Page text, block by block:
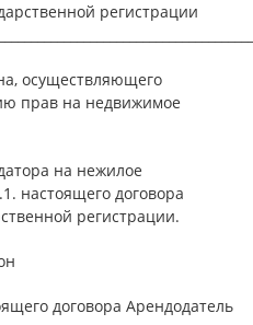
регистрации
осуществляющего
прав на недвижимое
на нежилое
настоящего договора
регистрации.
договора Арендодатель